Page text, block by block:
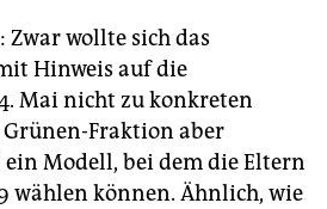
wollte sich das
Hinweis auf die
Mai nicht zu konkreten
Fraktion aber
Modell, bei dem die Eltern
wählen können. Ähnlich, wie